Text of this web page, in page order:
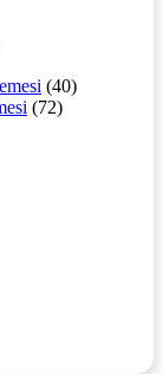
(40)
(72)